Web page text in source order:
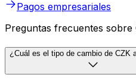
Pagos empresariales
Preguntas frecuentes sobre
¿Cuál es el tipo de cambio de CZK